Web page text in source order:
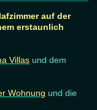
auf der
erstaunlich
Villas und dem
Wohnung und die